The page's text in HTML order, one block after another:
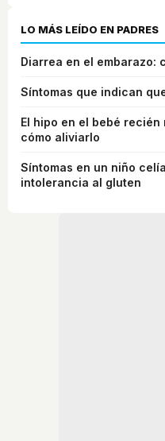
LO MÁS LEÍDO EN PADRES
Diarrea en el embarazo:
Síntomas que indican
El hipo en el bebé
cómo aliviarlo
Síntomas en un niño
intolerancia al gluten